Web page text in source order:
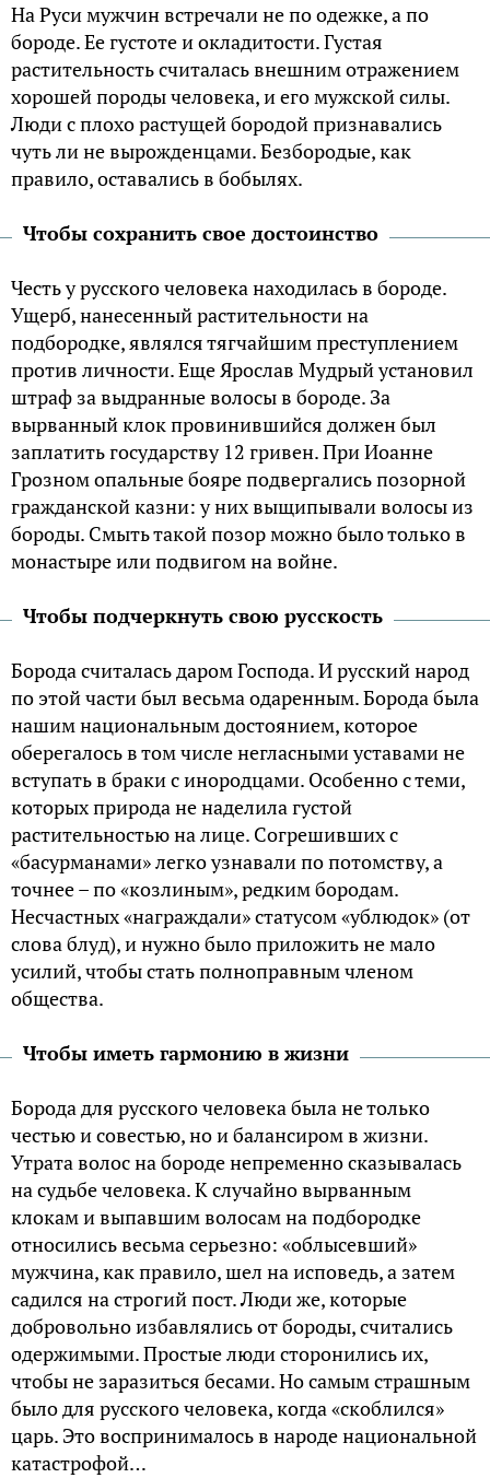
На Руси мужчин встречали не по одежке, а по
бороде. Ее густоте и окладитости. Густая
растительность считалась внешним отражением
хорошей породы человека, и его мужской силы.
Люди с плохо растущей бородой признавались
чуть ли не вырожденцами. Безбородые, как
правило, оставались в бобылях.
Чтобы сохранить свое достоинство
Честь у русского человека находилась в бороде.
Ущерб, нанесенный растительности на
подбородке, являлся тягчайшим преступлением
против личности. Еще Ярослав Мудрый установил
штраф за выдранные волосы в бороде. За
вырванный клок провинившийся должен был
заплатить государству 12 гривен. При Иоанне
Грозном опальные бояре подвергались позорной
гражданской казни: у них выщипывали волосы из
бороды. Смыть такой позор можно было только в
монастыре или подвигом на войне.
Чтобы подчеркнуть свою русскость
Борода считалась даром Господа. И русский народ
по этой части был весьма одаренным. Борода была
нашим национальным достоянием, которое
оберегалось в том числе негласными уставами не
вступать в браки с инородцами. Особенно с теми,
которых природа не наделила густой
растительностью на лице. Согрешивших с
«басурманами» легко узнавали по потомству, а
точнее – по «козлиным», редким бородам.
Несчастных «награждали» статусом «ублюдок» (от
слова блуд), и нужно было приложить не мало
усилий, чтобы стать полноправным членом
общества.
Чтобы иметь гармонию в жизни
Борода для русского человека была не только
честью и совестью, но и балансиром в жизни.
Утрата волос на бороде непременно сказывалась
на судьбе человека. К случайно вырванным
клокам и выпавшим волосам на подбородке
относились весьма серьезно: «облысевший»
мужчина, как правило, шел на исповедь, а затем
садился на строгий пост. Люди же, которые
добровольно избавлялись от бороды, считались
одержимыми. Простые люди сторонились их,
чтобы не заразиться бесами. Но самым страшным
было для русского человека, когда «скоблился»
царь. Это воспринималось в народе национальной
катастрофой…